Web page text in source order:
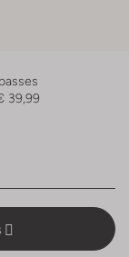
39,99